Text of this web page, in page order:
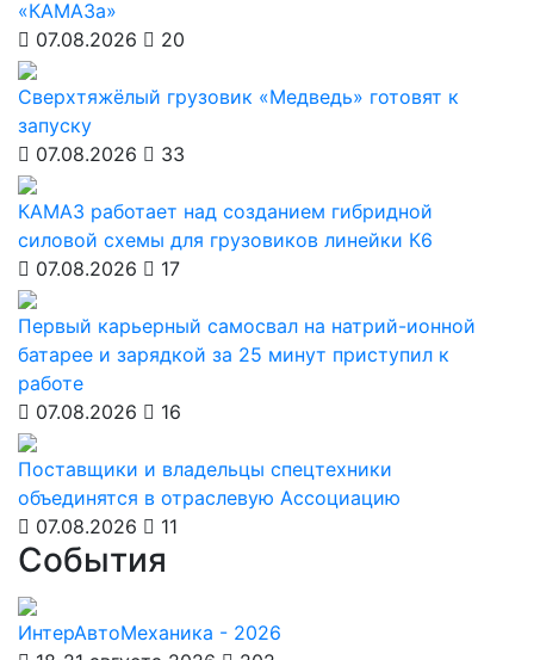
«КАМАЗа»
07.08.2026
20
Сверхтяжёлый грузовик «Медведь» готовят к
запуску
07.08.2026
33
КАМАЗ работает над созданием гибридной
силовой схемы для грузовиков линейки К6
07.08.2026
17
Первый карьерный самосвал на натрий-ионной
батарее и зарядкой за 25 минут приступил к
работе
07.08.2026
16
Поставщики и владельцы спецтехники
объединятся в отраслевую Ассоциацию
07.08.2026
11
События
ИнтерАвтоМеханика - 2026